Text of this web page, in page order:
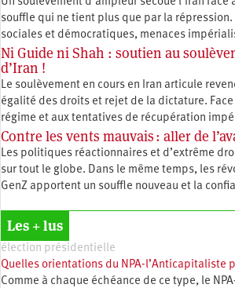
souffle qui ne tient plus que par la
sociales et démocratiques, menaces
Ni Guide ni Shah : soutien au
d’Iran !
Le soulèvement en cours en Iran articule
égalité des droits et rejet de la dictature.
régime et aux tentatives de récupération
Contre les vents mauvais : aller de
Les politiques réactionnaires et d’extrême
sur tout le globe. Dans le même temps, les
GenZ apportent un souffle nouveau et la
Les + lus
élection présidentielle
Quelles orientations du NPA-l’Anticapitaliste
Comme à chaque échéance de ce type, le